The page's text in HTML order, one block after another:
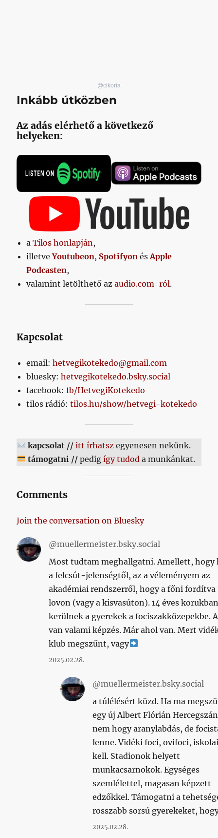
@cikoria
Inkább útközben
Az adás elérhető a következő
helyeken:
aTilos honlapján ,
illetveYoutubeon, Spotifyon ésApple
Podcasten,
valamint letölthető azaudio.com-ról.
Kapcsolat
email:hetvegikotekedo@gmail.com
bluesky:hetvegikotekedo.bsky.social
facebook:fb/HetvegiKotekedo
tilos rádió:tilos.hu/show/hetvegi-kotekedo
kapcsolat // itt írhatszegyenesen nekünk.
támogatni //pedig így tudod a munkánkat.
Comments
Join the conversation on Bluesky
@muellermeister.bsky.social
Most tudtam meghallgatni. Amellett, hogy
a felcsút-jelenségtől, az a véleményem az
akadémiai rendszerről, hogy a főni fordítva
lovon (vagy a kisvasúton). 14 éves
kerülnek a gyerekek a fociszakközepekbe.
van valami képzés. Már ahol van. Mert
klub megszűnt, vagy
2025.02.28.
@muellermeister.bsky.social
a túlélésért küzd. Ha ma
egy új Albert Flórián
nem hogy aranylabdás, de
lenne. Vidéki foci, ovifoci,
kell. Stadionok helyett
munkacsarnokok. Egységes
szemlélettel, magasan képzett
edzőkkel. Támogatni a
rosszabb sorsú gyerekeket,
2025.02.28.